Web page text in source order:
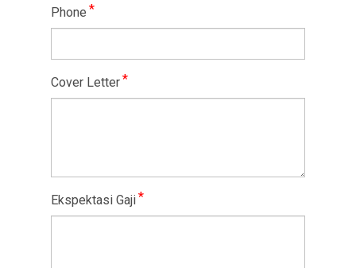
Phone *
Cover Letter*
Ekspektasi Gaji*